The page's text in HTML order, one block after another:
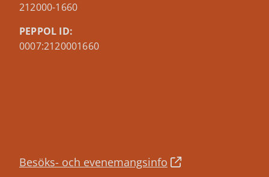
212000-1660
PEPPOL ID:
0007:2120001660
Besöks- och evenemangsinfo